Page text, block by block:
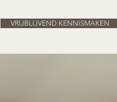
VRIJBLIJVEND KENNISMAKEN